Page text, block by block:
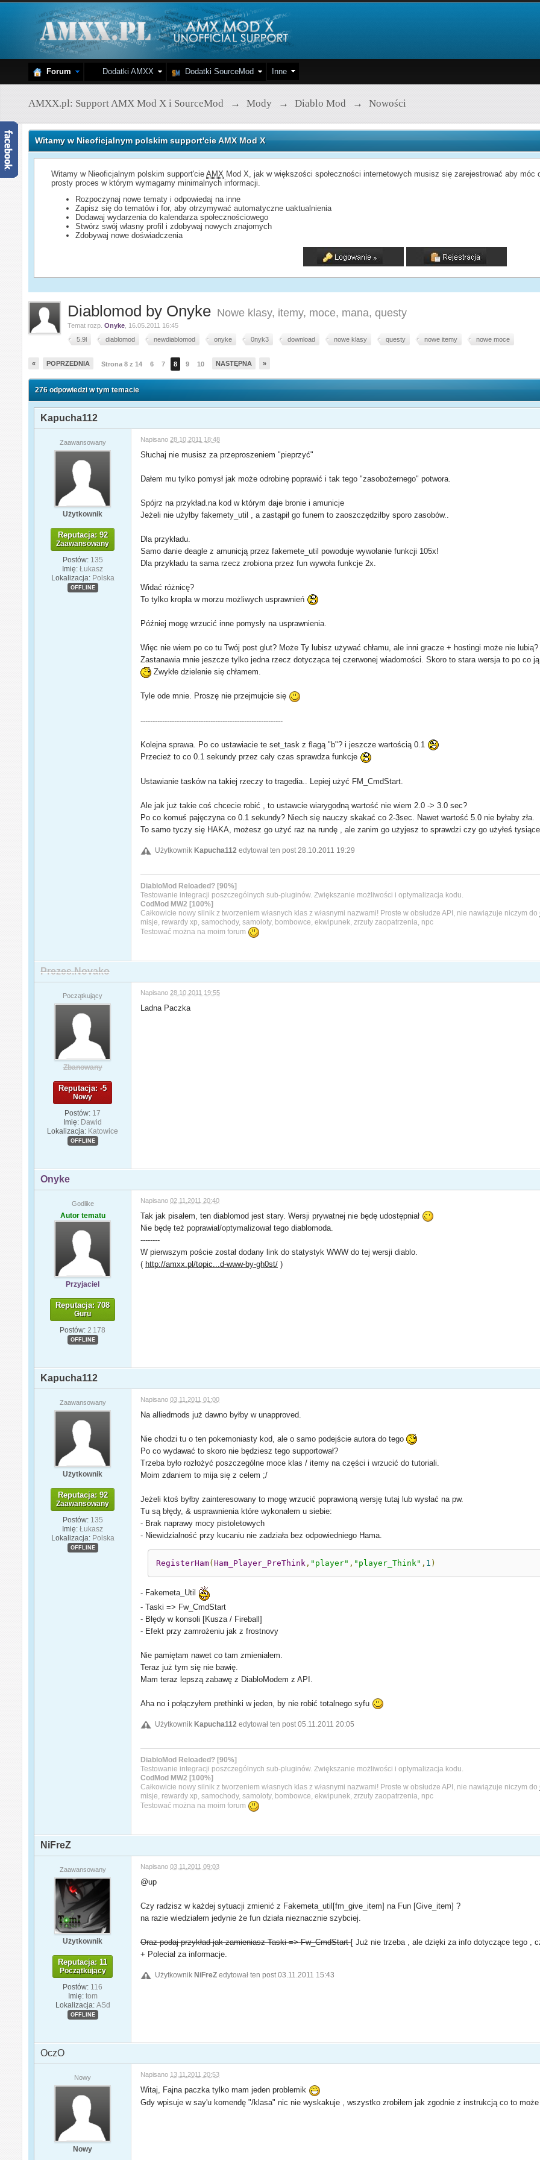
Forum Dodatki AMXX Dodatki SourceMod Inne
AMXX.pl: Support AMX Mod X i SourceMod → Mody → Diablo Mod → Nowości
Witamy w Nieoficjalnym polskim support'cie AMX Mod X
Witamy w Nieoficjalnym polskim support'cieAMX Mod X, jak w większości społeczności internetowych musisz się zarejestrować aby
prosty proces w którym wymagamy minimalnych informacji.
Rozpoczynaj nowe tematy i odpowiedaj na inne
Zapisz się do tematów i for, aby otrzymywać automatyczne uaktualnienia
Dodawaj wydarzenia do kalendarza społecznościowego
Stwórz swój własny profil i zdobywaj nowych znajomych
Zdobywaj nowe doświadczenia
Diablomod by Onyke Nowe klasy, itemy, moce, mana, questy
Temat rozp.Onyke 16.05.2011 16:45
5.9l
diablomod newdiablomod onyke 0nyk3 download nowe klasy questy nowe itemy nowe moce
« POPRZEDNIA Strona 8 z 14 6 7 8 9 10 NASTĘPNA »
276 odpowiedzi w tym temacie
Kapucha112
Zaawansowany
Użytkownik
Reputacja: 92
Zaawansowany
Postów: 135
Imię: Łukasz
Lokalizacja: Polska
OFFLINE
Napisano 28.10.2011 18:48
Słuchaj nie musisz za przeproszeniem "pieprzyć"
Dałem mu tylko pomysł jak może odrobinę poprawić i tak tego "zasobożernego" potwora.
Spójrz na przykład.na kod w którym daje bronie i amunicje
Jeżeli nie użyłby fakemety_util , a zastąpił go funem to zaoszczędziłby sporo zasobów..
Dla przykładu.
Samo danie deagle z amunicją przez fakemete_util powoduje wywołanie funkcji 105x!
Dla przykładu ta sama rzecz zrobiona przez fun wywoła funkcje 2x.
Widać różnicę?
To tylko kropla w morzu możliwych usprawnień
Później mogę wrzucić inne pomysły na usprawnienia.
Więc nie wiem po co tu Twój post glut? Może Ty lubisz używać chłamu, ale inni gracze + hostingi może nie lubią?
Zastanawia mnie jeszcze tylko jedna rzecz dotycząca tej czerwonej wiadomości. Skoro to stara wersja to po co
Zwykłe dzielenie się chłamem.
Tyle ode mnie. Proszę nie przejmujcie się
-----------------------------------------------------------
Kolejna sprawa. Po co ustawiacie te set_task z flagą "b"? i jeszcze wartością 0.1
Przecież to co 0.1 sekundy przez cały czas sprawdza funkcje
Ustawianie tasków na takiej rzeczy to tragedia.. Lepiej użyć FM_CmdStart.
Ale jak już takie coś chcecie robić , to ustawcie wiarygodną wartość nie wiem 2.0 -> 3.0 sec?
Po co komuś pajęczyna co 0.1 sekundy? Niech się nauczy skakać co 2-3sec. Nawet wartość 5.0 nie byłaby zła.
To samo tyczy się HAKA, możesz go użyć raz na rundę , ale zanim go użyjesz to sprawdzi czy go użyłeś
UżytkownikKapucha112 edytował ten post 28.10.2011 19:29
DiabloMod Reloaded? [90%]
Testowanie integracji poszczególnych sub-pluginów. Zwiększanie możliwości i optymalizacja kodu.
CodMod MW2 [100%]
Całkowicie nowy silnik z tworzeniem własnych klas z własnymi nazwami! Proste w obsłudze API, nie nawiązuje niczym do
misje, rewardy xp, samochody, samoloty, bombowce, ekwipunek, zrzuty zaopatrzenia, npc
Testować można na moim forum
Prezes.Novako
Początkujący
Zbanowany
Reputacja: -5
Nowy
Postów: 17
Imię: Dawid
Lokalizacja: Katowice
OFFLINE
Napisano 28.10.2011 19:55
Ladna Paczka
Onyke
Godlike
Autor tematu
Przyjaciel
Reputacja: 708
Guru
Postów: 2 178
OFFLINE
Napisano02.11.2011 20:40
Tak jak pisałem, ten diablomod jest stary. Wersji prywatnej nie będę udostępniał
Nie będę też poprawiał/optymalizował tego diablomoda.
--------
W pierwszym poście został dodany link do statystyk WWW do tej wersji diablo.
( http://amxx.pl/topic...d-www-by-gh0st/ )
Kapucha112
Zaawansowany
Użytkownik
Reputacja: 92
Zaawansowany
Postów: 135
Imię: Łukasz
Lokalizacja: Polska
OFFLINE
Napisano03.11.2011 01:00
Na alliedmods już dawno byłby w unapproved.
Nie chodzi tu o ten pokemoniasty kod, ale o samo podejście autora do tego
Po co wydawać to skoro nie będziesz tego supportował?
Trzeba było rozłożyć poszczególne moce klas / itemy na części i wrzucić do tutoriali.
Moim zdaniem to mija się z celem ;/
Jeżeli ktoś byłby zainteresowany to mogę wrzucić poprawioną wersję tutaj lub wysłać na pw.
Tu są błędy, & usprawnienia które wykonałem u siebie:
- Brak naprawy mocy pistoletowych
- Niewidzialność przy kucaniu nie zadziała bez odpowiedniego Hama.
RegisterHam(Ham_Player_PreThink , "player" , "player_Think" , 1 )
- Fakemeta_Util
- Taski => Fw_CmdStart
- Błędy w konsoli [Kusza / Fireball]
- Efekt przy zamrożeniu jak z frostnovy
Nie pamiętam nawet co tam zmieniałem.
Teraz już tym się nie bawię.
Mam teraz lepszą zabawę z DiabloModem z API.
Aha no i połączyłem prethinki w jeden, by nie robić totalnego syfu
Użytkownik Kapucha112 edytował ten post 05.11.2011 20:05
DiabloMod Reloaded? [90%]
Testowanie integracji poszczególnych sub-pluginów. Zwiększanie możliwości i optymalizacja kodu.
CodMod MW2 [100%]
Całkowicie nowy silnik z tworzeniem własnych klas z własnymi nazwami! Proste w obsłudze API, nie nawiązuje niczym do
misje, rewardy xp, samochody, samoloty, bombowce, ekwipunek, zrzuty zaopatrzenia, npc
Testować można na moim forum
NiFreZ
Zaawansowany
Użytkownik
Reputacja: 11
Początkujący
Postów: 116
Imię: tom
Lokalizacja: ASd
OFFLINE
Napisano03.11.2011 09:03
@up
Czy radzisz w każdej sytuacji zmienić z Fakemeta_util[fm_give_item] na Fun [Give_item] ?
na razie wiedziałem jedynie że fun działa nieznacznie szybciej.
Oraz podaj przykład jak zamieniasz Taski => Fw_CmdStart[ Już nie trzeba , ale dzięki za info dotyczące tego ,
+ Poleciał za informacje.
Użytkownik NiFreZ edytował ten post 03.11.2011 15:43
OczO
Nowy
Nowy
Napisano 13.11.2011 20:53
Witaj, Fajna paczka tylko mam jeden problemik
Gdy wpisuje w say'u komendę "/klasa" nic nie wyskakuje , wszystko zrobiłem jak zgodnie z instrukcją co to